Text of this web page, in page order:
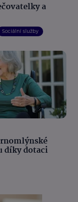
a
Sociální služby
díky dotaci